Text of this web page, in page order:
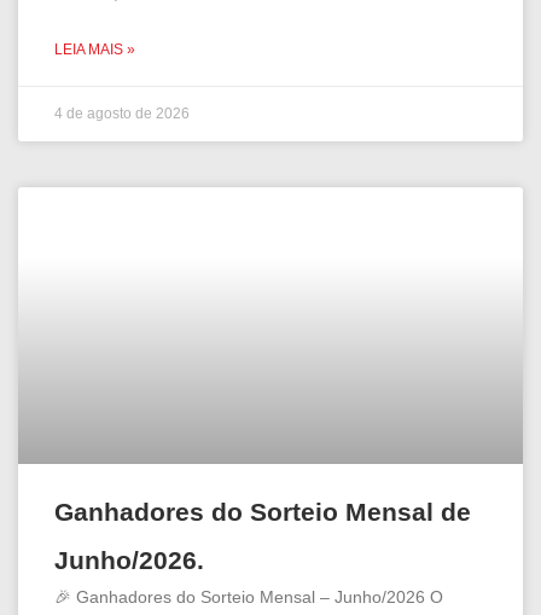
LEIA MAIS »
4 de agosto de 2026
Ganhadores do Sorteio Mensal de
Junho/2026.
🎉 Ganhadores do Sorteio Mensal – Junho/2026 O